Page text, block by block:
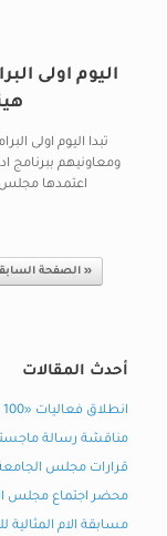
اليوم اولى
تبدا اليوم اولى
اعتمدها مجلس
Post navigation
« الصفحة
أحدث المقالات
انطلاق فعاليات «100 يوم رياضة» بكلية الزراعة بجامعة قنا
مناقشة رسالة
قرارات مجلس
محضر اجتماع مجلس
مسابقة الام المثالية